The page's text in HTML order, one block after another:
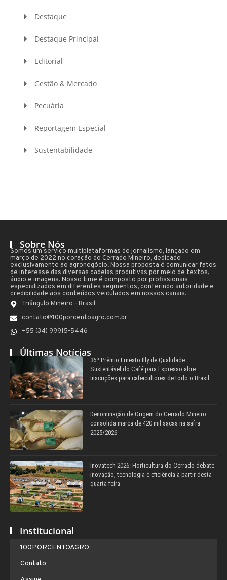
Destaque
Destaque Principal
Editorial
Gestão & Mercado
Pecuária
Reportagem Especial
Sustentabilidade
Sobre Nós
Somos um serviço multiplataformas de jornalismo, lançado em
março de 2022 no coração do Cerrado Mineiro, dedicado
exclusivamente ao agronegócio. Nossa proposta é comunicar fatos
de interesse das diversas cadeias produtivas por meio de textos,
áudio e imagens. Nosso time é composto por profissionais
especializados em diferentes segmentos, conferindo autoridade e
credibilidade aos conteúdos veiculados em nossos canais.
Triângulo Mineiro - Brasil
contato@100porcentoagro.com.br
+55 (34) 99915-5446
Últimas Notícias
36º Prêmio Ernesto Illy de Qualidade
Sustentável do Café para Espresso abre
inscrições para cafeicultores de todo o Brasil
Denominação de Origem do Cerrado Mineiro
consolida marca de 420 mil sacas na safra
2025/2026
Inovatech 2026: Horticultura do Cerrado debate
inovação, tecnologia e eficiência a partir desta
quarta-feira
Institucional
100PORCENTOAGRO
Contato